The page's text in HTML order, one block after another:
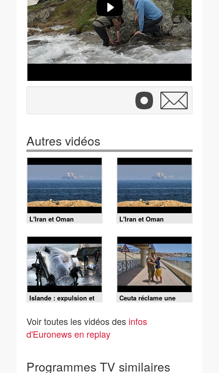
Autres vidéos
L'Iran et Oman
s'accordent sur une
route maritime dans le
Téhéran
L'Iran et Oman
s'accordent sur une
route maritime dans le
Téhéran
Islande : expulsion et
interdiction de retour
chasse à la baleine
Ceuta réclame une
réponse urgente pour
migrants mineurs
isolés
Voir toutes les vidéos des infos
d'Euronews en replay
Programmes TV similaires